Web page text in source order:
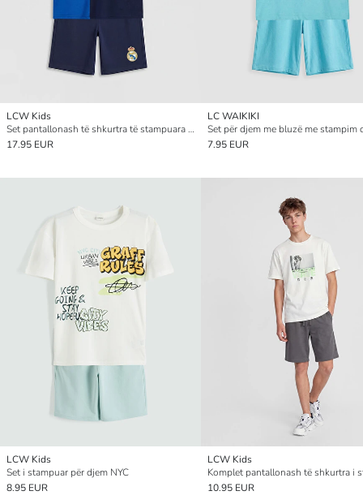
LCW Kids
Set pantallonash të shkurtra të stampuara për djem Real Madrid
17.95 EUR
LC WAIKIKI
7.95 EUR
LCW Kids
Set i stampuar për djem NYC
8.95 EUR
LCW Kids
10.95 EUR